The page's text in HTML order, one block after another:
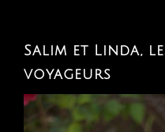
Salim et Linda,
voyageurs